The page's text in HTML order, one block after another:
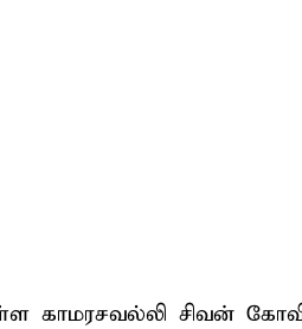
காமரசவல்லி சிவன்